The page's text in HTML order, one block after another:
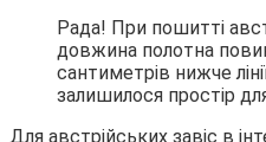
Рада! При пошитті
довжина полотна
сантиметрів нижче
залишилося простір
Для австрійських завіс в